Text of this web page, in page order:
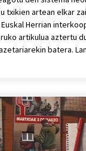
txikien artean elkar
Herrian
artikulua aztertu
batera. Lan